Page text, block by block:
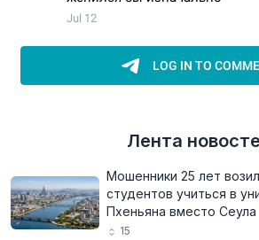
Лента
Мошенники 25 лет
студентов учиться в
Пхеньяна вместо Сеула
15